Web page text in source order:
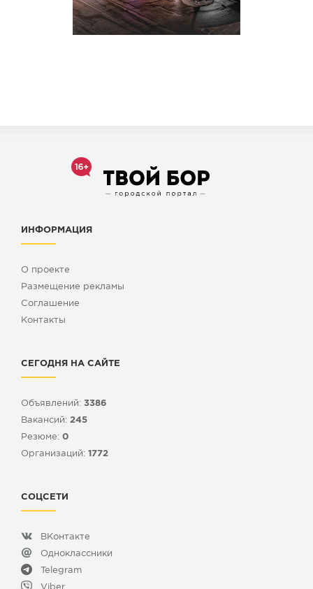
ИНФОРМАЦИЯ
О проекте
Размещение рекламы
Cоглашение
Контакты
СЕГОДНЯ НА САЙТЕ
Объявлений: 3386
Вакансий: 245
Резюме: 0
Организаций: 1772
СОЦСЕТИ
ВКонтакте
Одноклассники
Telegram
Viber